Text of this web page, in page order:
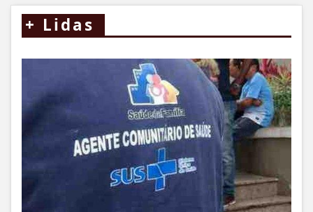
+ Lidas